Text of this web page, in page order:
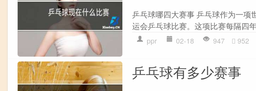
乒乓球哪四大赛事 乒乓球作为一项
运会乒乓球比赛。这项比赛每隔四
ppr 02-18 947 952
乒乓球有多少赛事